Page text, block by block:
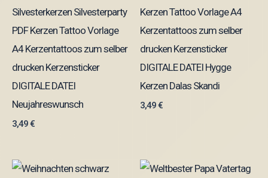
Silvesterkerzen Silvesterparty
PDF Kerzen Tattoo Vorlage
A4 Kerzentattoos zum selber
drucken Kerzensticker
DIGITALE DATEI
Neujahreswunsch
3,49€
Kerzen Tattoo Vorlage A4
Kerzentattoos zum selber
drucken Kerzensticker
DIGITALE DATEI Hygge
Kerzen Dalas Skandi
3,49€